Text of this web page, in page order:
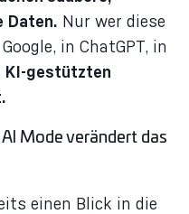
Daten. Nur wer diese
in ChatGPT, in
KI-gestützten
Mode verändert das
einen Blick in die